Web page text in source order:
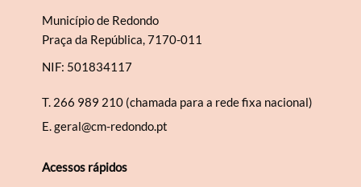
Município de Redondo
Praça da República, 7170-011
NIF: 501834117
T. 266 989 210 (chamada para a rede fixa nacional)
E.geral@cm-redondo.pt
Acessos rápidos